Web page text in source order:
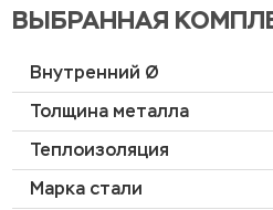
ВЫБРАННАЯ
Внутренний Ø
Толщина металла
Теплоизоляция
Марка стали